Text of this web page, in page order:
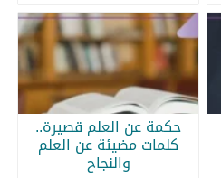
حكمة عن العلم قصيرة..
كلمات مضيئة عن العلم
والنجاح